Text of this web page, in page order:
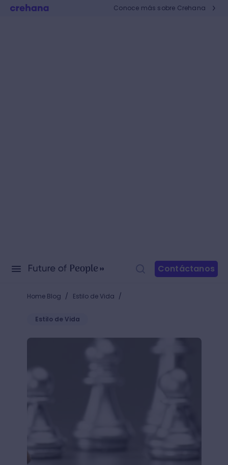
Conoce más sobre Crehana
Contáctanos
Home Blog / Estilo de Vida /
Estilo de Vida
¿Cómo usar la torre en el ajedrez? Lleva a tu